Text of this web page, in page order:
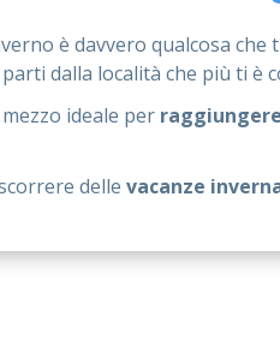
è davvero qualcosa
dalla località che più ti è
ideale per
delle vacanze